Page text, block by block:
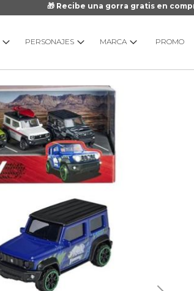
🎁 Recibe una gorra gratis en
PERSONAJES MARCA PROMO